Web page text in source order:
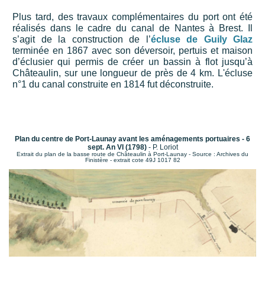
Plus tard, des travaux complémentaires du port ont été
réalisés dans le cadre du canal de Nantes à Brest. Il
s’agit de la construction de l’écluse de Guily Glaz
terminée en 1867 avec son déversoir, pertuis et maison
d’éclusier qui permis de créer un bassin à flot jusqu’à
Châteaulin, sur une longueur de près de 4 km. L'écluse
n°1 du canal construite en 1814 fut déconstruite.
Plan du centre de Port-Launay avant les aménagements portuaires - 6
sept. An VI (1798)- P. Loriot
Extrait du plan de la basse route de Châteaulin à Port-Launay - Source : Archives du
Finistère - extrait cote 49J 1017 82